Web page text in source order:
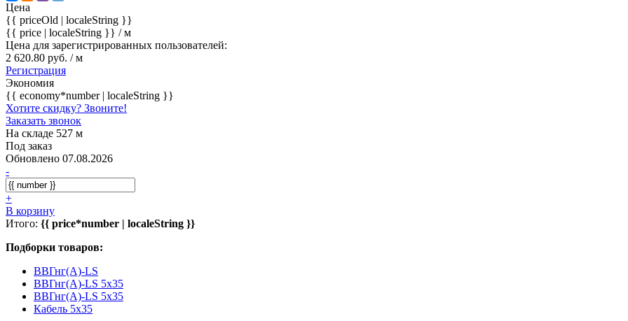
Цена
{{ priceOld | localeString }}
{{ price | localeString }} / м
Цена для зарегистрированных пользователей:
2 620.80 руб. / м
Регистрация
Экономия
{{ economy*number | localeString }}
Хотите скидку? Звоните!
Заказать звонок
На складе 527 м
Под заказ
Обновлено 07.08.2026
-
+
В корзину
Итого: {{ price*number | localeString }}
Подборки товаров:
ВВГнг(А)-LS
ВВГнг(А)-LS 5x35
ВВГнг(А)-LS 5x35
Кабель 5x35